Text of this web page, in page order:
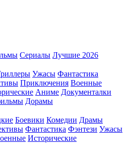
Сериалы Лучшие 2026
Ужасы Фантастика
Приключения Военные
Аниме Документалки
Дорамы
Боевики Комедии Драмы
Фантастика Фэнтези Ужасы
Исторические